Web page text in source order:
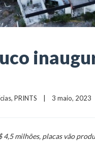
, PRINTS
    |    3 maio, 2023
4,5 milhões, placas vão